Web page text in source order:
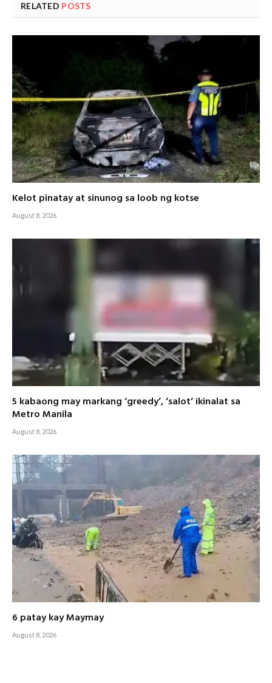
RELATED POSTS
Kelot pinatay at sinunog sa loob ng kotse
August 8, 2026
5 kabaong may markang ‘greedy’, ‘salot’ ikinalat sa
Metro Manila
August 8, 2026
6 patay kay Maymay
August 8, 2026